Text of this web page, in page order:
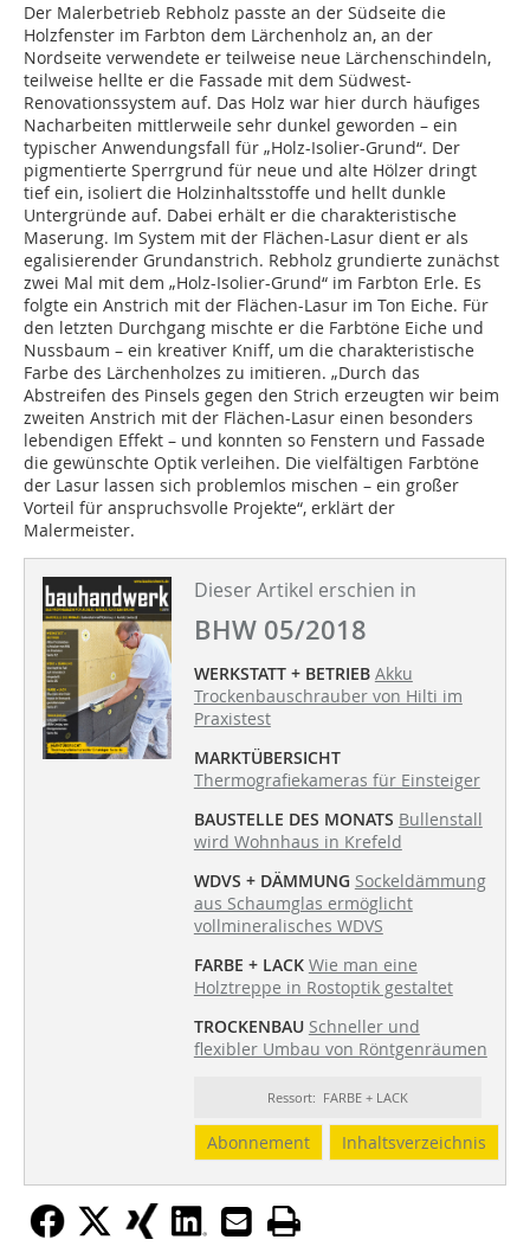
Der Malerbetrieb Rebholz passte an der Südseite die
Holzfenster im Farbton dem Lärchenholz an, an der
Nordseite verwendete er teilweise neue Lärchenschindeln,
teilweise hellte er die Fassade mit dem Südwest-
Renovationssystem auf. Das Holz war hier durch häufiges
Nacharbeiten mittlerweile sehr dunkel geworden – ein
typischer Anwendungsfall für „Holz-Isolier-Grund“. Der
pigmentierte Sperrgrund für neue und alte Hölzer dringt
tief ein, isoliert die Holzinhaltsstoffe und hellt dunkle
Untergründe auf. Dabei erhält er die charakteristische
Maserung. Im System mit der Flächen-Lasur dient er als
egalisierender Grundanstrich. Rebholz grundierte zunächst
zwei Mal mit dem „Holz-Isolier-Grund“ im Farbton Erle. Es
folgte ein Anstrich mit der Flächen-Lasur im Ton Eiche. Für
den letzten Durchgang mischte er die Farbtöne Eiche und
Nussbaum – ein kreativer Kniff, um die charakteristische
Farbe des Lärchenholzes zu imitieren. „Durch das
Abstreifen des Pinsels gegen den Strich erzeugten wir beim
zweiten Anstrich mit der Flächen-Lasur einen besonders
lebendigen Effekt – und konnten so Fenstern und Fassade
die gewünschte Optik verleihen. Die vielfältigen Farbtöne
der Lasur lassen sich problemlos mischen – ein großer
Vorteil für anspruchsvolle Projekte“, erklärt der
Malermeister.
Dieser Artikel erschien in
BHW 05/2018
WERKSTATT + BETRIEB Akku
Trockenbauschrauber von Hilti im
Praxistest
MARKTÜBERSICHT
Thermografiekameras für Einsteiger
BAUSTELLE DES MONATS Bullenstall
wird Wohnhaus in Krefeld
WDVS + DÄMMUNG Sockeldämmung
aus Schaumglas ermöglicht
vollmineralisches WDVS
FARBE + LACK Wie man eine
Holztreppe in Rostoptik gestaltet
TROCKENBAU Schneller und
flexibler Umbau von Röntgenräumen
Ressort: FARBE + LACK
Abonnement Inhaltsverzeichnis